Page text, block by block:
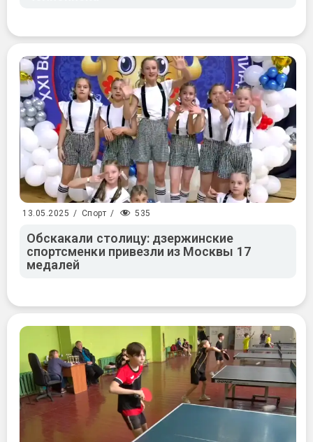
13.05.2025 / Спорт / 535
Обскакали столицу: дзержинские
спортсменки привезли из Москвы 17
медалей